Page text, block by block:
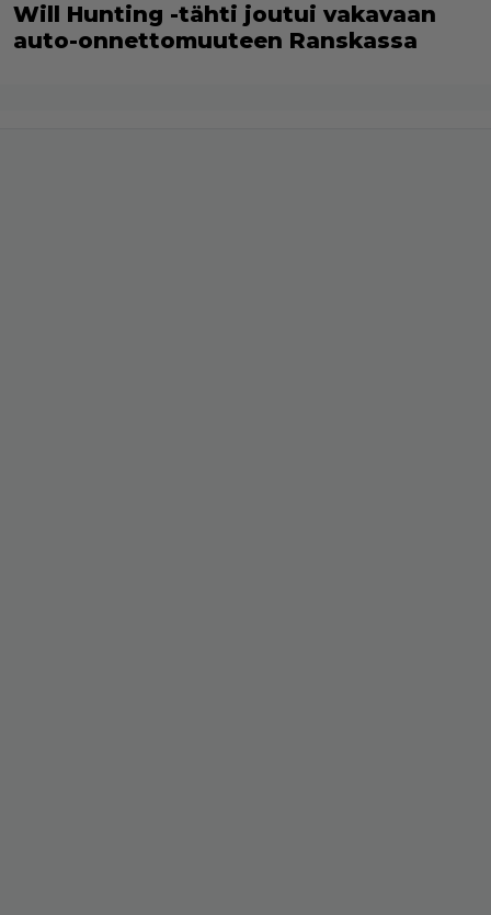
Will Hunting -tähti joutui vakavaan
auto-onnettomuuteen Ranskassa